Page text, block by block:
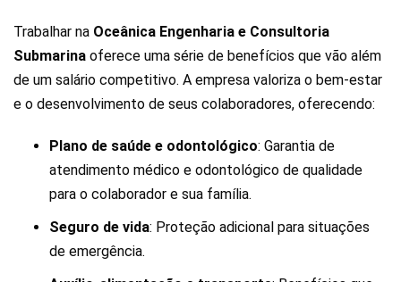
Trabalhar na Oceânica Engenharia e Consultoria
Submarina oferece uma série de benefícios que vão além
de um salário competitivo. A empresa valoriza o bem-estar
e o desenvolvimento de seus colaboradores, oferecendo:
Plano de saúde e odontológico: Garantia de
atendimento médico e odontológico de qualidade
para o colaborador e sua família.
Seguro de vida: Proteção adicional para situações
de emergência.